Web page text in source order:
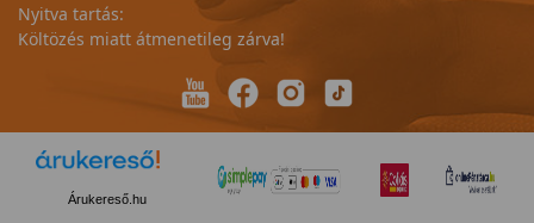
Nyitva tartás:
Költözés miatt átmenetileg zárva!
Árukereső.hu